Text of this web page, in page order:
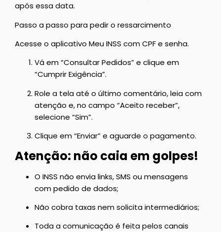
após essa data.
Passo a passo para pedir o ressarcimento
Acesse o aplicativo Meu INSS com CPF e senha.
Vá em “Consultar Pedidos” e clique em
“Cumprir Exigência”.
Role a tela até o último comentário, leia com
atenção e, no campo “Aceito receber”,
selecione “Sim”.
Clique em “Enviar” e aguarde o pagamento.
Atenção: não caia em golpes!
O INSS não envia links, SMS ou mensagens
com pedido de dados;
Não cobra taxas nem solicita intermediários;
Toda a comunicação é feita pelos canais